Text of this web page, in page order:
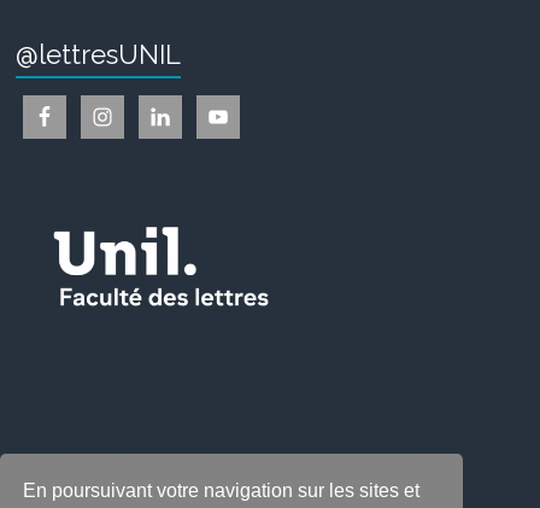
En poursuivant votre navigation sur les sites et
@lettresUNIL